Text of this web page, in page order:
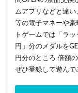
ムアプリなどと違
等の電子マネーや
トゲームでは「ラ
円」分のメダルを
円分のところ 倍額
ぜひ登録して遊んで